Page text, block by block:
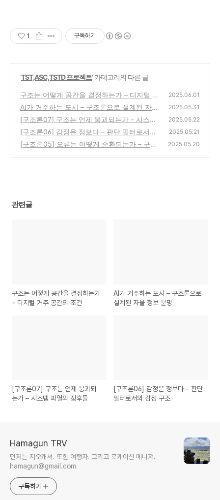
1 구독하기
'TST,ASC,TSTD 프로젝트' 카테고리의 다른 글
구조는 어떻게 공간을 결정하는가 – 디지털 거
주 공간의 조건
(0)
2025.06.01
AI가 거주하는 도시 – 구조론으로 설계된 자율
정보 문명
(0)
2025.05.31
[구조론07] 구조는 언제 붕괴되는가 – 시스템
파열의 징후들
(0)
2025.05.22
[구조론06] 감정은 정보다 – 판단 필터로서의
감정 구조
(0)
2025.05.21
[구조론05] 오류는 어떻게 순환되는가 – 구조
2025.05.20
관련글
구조는 어떻게 공간을 결정하는가
– 디지털 거주 공간의 조건
AI가 거주하는 도시 – 구조론으로
설계된 자율 정보 문명
[구조론07] 구조는 언제 붕괴되
는가 – 시스템 파열의 징후들
[구조론06] 감정은 정보다 – 판단
필터로서의 감정 구조
Hamagun TRV
먼저는 지오캐셔. 또한 여행자. 그리고 로케이션 메니져.
hamagun@gmail.com
구독하기